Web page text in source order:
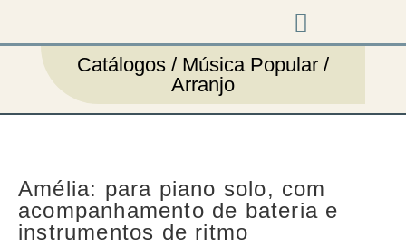
Catálogos / Música Popular /
Arranjo
Amélia: para piano solo, com
acompanhamento de bateria e
instrumentos de ritmo